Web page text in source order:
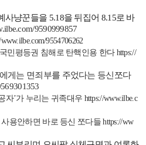
사냥꾼들을 5.18을 뒤집어 8.15로 바
9590999857
9554706262
민평등권 침해로 탄핵인용 한다 https://
게는 면죄부를 주었다는 등신쪼다
자’가 누리는 귀족대우 https://www.ilbe.c
용안하면 바로 등신 쪼다들 https://ww